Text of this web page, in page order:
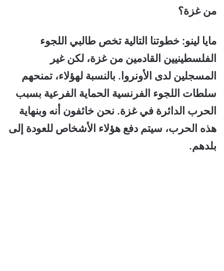
من غزة؟
مايا لينو: خطوتنا التالية تخص طالبي اللجوء
الفلسطينيين القادمين من غزة، لكن غير
المسجلين لدى الأونروا. بالنسبة لهؤلاء، تمنحهم
سلطات اللجوء الفرنسية الحماية الفرعية بسبب
الحرب الدائرة في غزة. نحن خائفون أنه وبنهاية
هذه الحرب، سيتم دفع هؤلاء الأشخاص للعودة إلى
بلدهم.